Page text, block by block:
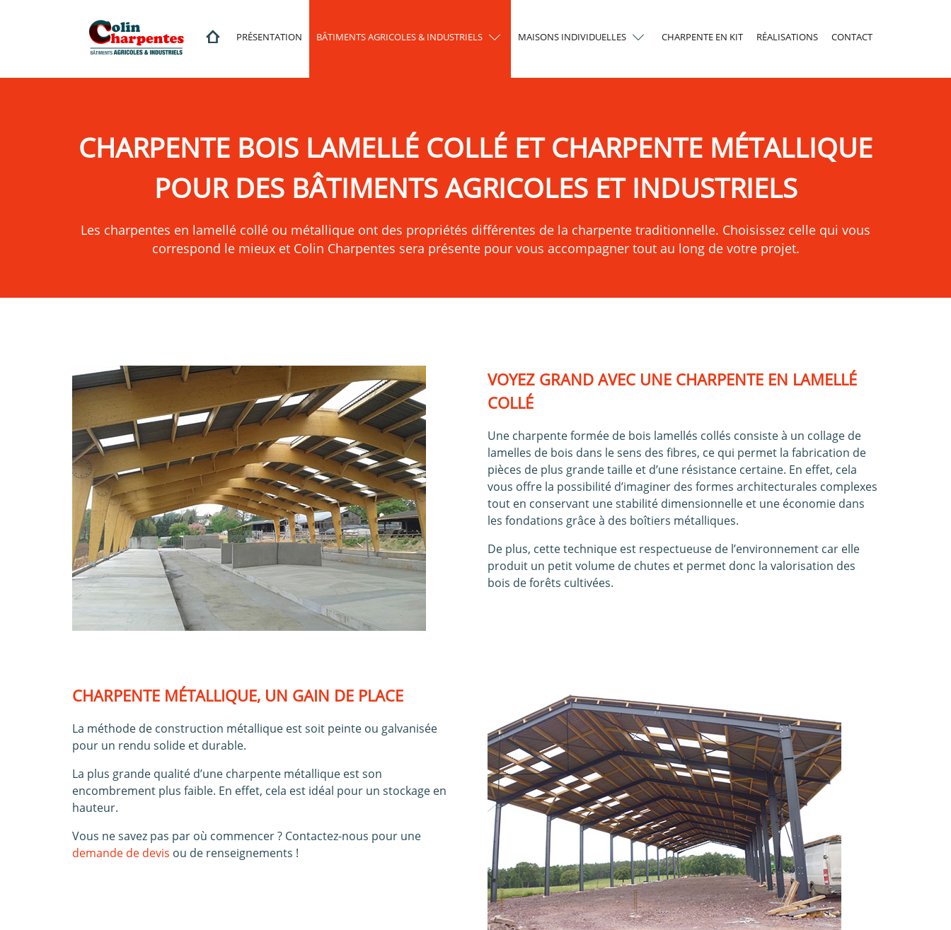
7 PRÉSENTATION BÂTIMENTS AGRICOLES & INDUSTRIELS MAISONS INDIVIDUELLES CHARPENTE EN KIT RÉALISATIONS CONTACT
CHARPENTE BOIS LAMELLÉ COLLÉ ET CHARPENTE MÉTALLIQUE
POUR DES BÂTIMENTS AGRICOLES ET INDUSTRIELS
Les charpentes en lamellé collé ou métallique ont des propriétés différentes de la charpente traditionnelle. Choisissez celle qui vous
correspond le mieux et Colin Charpentes sera présente pour vous accompagner tout au long de votre projet.
VOYEZ GRAND AVEC UNE CHARPENTE EN LAMELLÉ
COLLÉ
Une charpente formée de bois lamellés collés consiste à un collage de
lamelles de bois dans le sens des fibres, ce qui permet la fabrication de
pièces de plus grande taille et d’une résistance certaine. En effet, cela
vous offre la possibilité d’imaginer des formes architecturales complexes
tout en conservant une stabilité dimensionnelle et une économie dans
les fondations grâce à des boîtiers métalliques.
De plus, cette technique est respectueuse de l’environnement car elle
produit un petit volume de chutes et permet donc la valorisation des
bois de forêts cultivées.
CHARPENTE MÉTALLIQUE, UN GAIN DE PLACE
La méthode de construction métallique est soit peinte ou galvanisée
pour un rendu solide et durable.
La plus grande qualité d’une charpente métallique est son
encombrement plus faible. En effet, cela est idéal pour un stockage en
hauteur.
Vous ne savez pas par où commencer ? Contactez-nous pour une
demande de devis ou de renseignements !